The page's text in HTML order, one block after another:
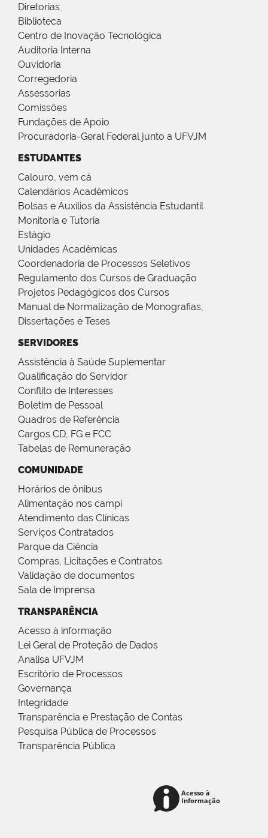
Diretorias
Biblioteca
Centro de Inovação Tecnológica
Auditoria Interna
Ouvidoria
Corregedoria
Assessorias
Comissões
Fundações de Apoio
Procuradoria-Geral Federal junto a UFVJM
ESTUDANTES
Calouro, vem cá
Calendários Acadêmicos
Bolsas e Auxílios da Assistência Estudantil
Monitoria e Tutoria
Estágio
Unidades Acadêmicas
Coordenadoria de Processos Seletivos
Regulamento dos Cursos de Graduação
Projetos Pedagógicos dos Cursos
Manual de Normalização de Monografias,
Dissertações e Teses
SERVIDORES
Assistência à Saúde Suplementar
Qualificação do Servidor
Conflito de Interesses
Boletim de Pessoal
Quadros de Referência
Cargos CD, FG e FCC
Tabelas de Remuneração
COMUNIDADE
Horários de ônibus
Alimentação nos campi
Atendimento das Clínicas
Serviços Contratados
Parque da Ciência
Compras, Licitações e Contratos
Validação de documentos
Sala de Imprensa
TRANSPARÊNCIA
Acesso à informação
Lei Geral de Proteção de Dados
Analisa UFVJM
Escritório de Processos
Governança
Integridade
Transparência e Prestação de Contas
Pesquisa Pública de Processos
Transparência Pública